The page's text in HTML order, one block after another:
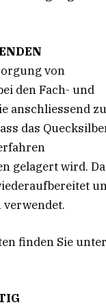
von
den Fach- und
anschliessend zu
das
gelagert wird.
verwendet.
finden Sie unter